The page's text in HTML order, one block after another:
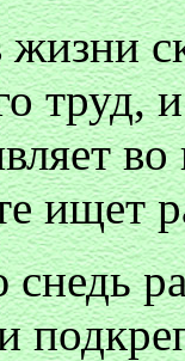
труд,
во
ищет